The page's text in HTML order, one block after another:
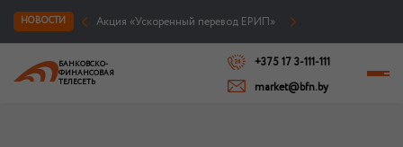
НОВОСТИ Акция «Ускоренный перевод ЕРИП»
БАНКОВСКО-
ФИНАНСОВАЯ
ТЕЛЕСЕТЬ
+375 17 3-111-111
market@bfn.by